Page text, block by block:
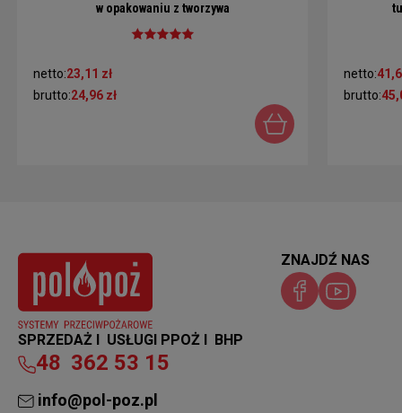
w opakowaniu z tworzywa
netto:23,11 zł
brutto:24,96 zł
netto:
brutto:
SPRZEDAŻ I USŁUGI PPOŻ I BHP
48 362 53 15
info@pol-poz.pl
ZNAJDŹ NAS